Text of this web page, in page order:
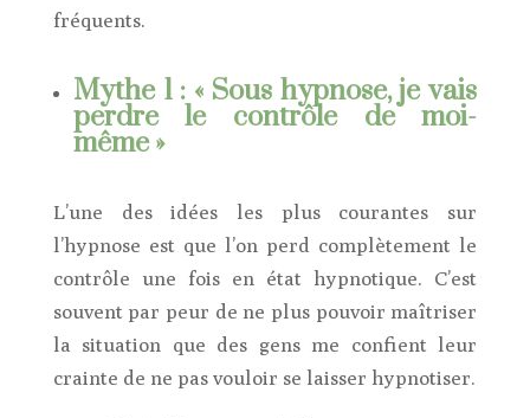
fréquents.
Mythe 1 : « Sous hypnose, je vais
perdre le contrôle de moi-
même »
L’une des idées les plus courantes sur
l’hypnose est que l’on perd complètement le
contrôle une fois en état hypnotique. C’est
souvent par peur de ne plus pouvoir maîtriser
la situation que des gens me confient leur
crainte de ne pas vouloir se laisser hypnotiser.